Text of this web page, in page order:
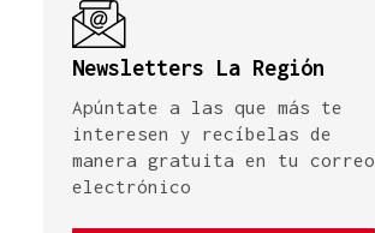
Newsletters La Región
Apúntate a las que más te
interesen y recíbelas de
manera gratuita en tu correo
electrónico